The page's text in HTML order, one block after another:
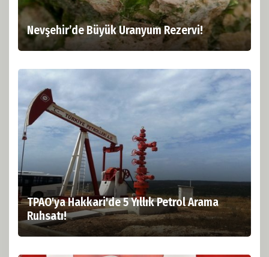
Nevşehir’de Büyük Uranyum Rezervi!
TPAO'ya Hakkari'de 5 Yıllık Petrol Arama
Ruhsatı!